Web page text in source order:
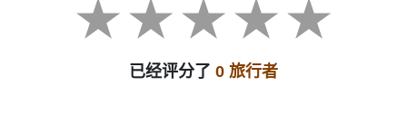
已经评分了 0 旅行者